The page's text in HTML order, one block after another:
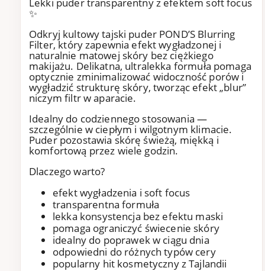
✨
Odkryj kultowy tajski puder POND’S Blurring
Filter, który zapewnia efekt wygładzonej i
naturalnie matowej skóry bez ciężkiego
makijażu. Delikatna, ultralekka formuła pomaga
optycznie zminimalizować widoczność porów i
wygładzić strukturę skóry, tworząc efekt „blur”
niczym filtr w aparacie.
Idealny do codziennego stosowania —
szczególnie w ciepłym i wilgotnym klimacie.
Puder pozostawia skórę świeżą, miękką i
komfortową przez wiele godzin.
Dlaczego warto?
efekt wygładzenia i soft focus
transparentna formuła
lekka konsystencja bez efektu maski
pomaga ograniczyć świecenie skóry
idealny do poprawek w ciągu dnia
odpowiedni do różnych typów cery
popularny hit kosmetyczny z Tajlandii